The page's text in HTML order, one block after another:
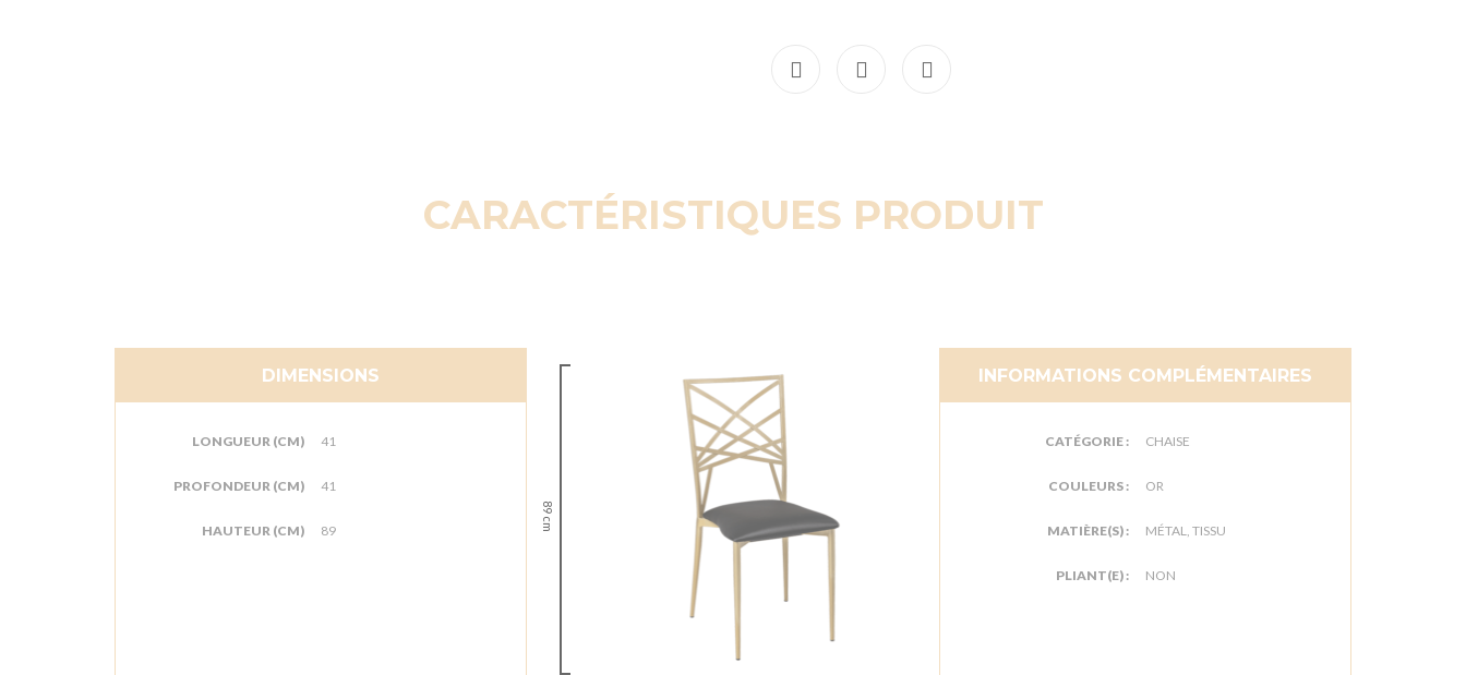
CARACTÉRISTIQUES PRODUIT
DIMENSIONS
LONGUEUR (CM) 41
PROFONDEUR (CM) 41
HAUTEUR (CM) 89 89 cm
INFORMATIONS COMPLÉMENTAIRES
CATÉGORIE : CHAISE
COULEURS : OR
MATIÈRE(S) : MÉTAL, TISSU
PLIANT(E) : NON